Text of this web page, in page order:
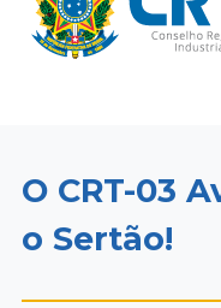
O CRT-03
o Sertão!